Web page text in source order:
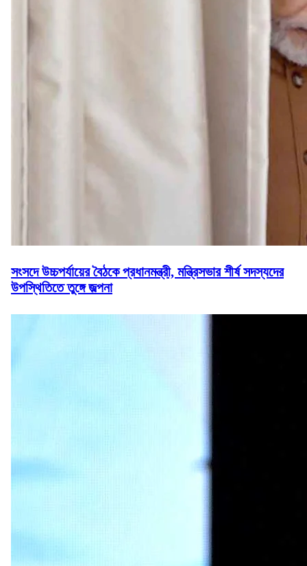
সংসদে উচ্চপর্যায়ের বৈঠকে প্রধানমন্ত্রী, মন্ত্রিসভার শীর্ষ সদস্যদের
উপস্থিতিতে তুঙ্গে জল্পনা